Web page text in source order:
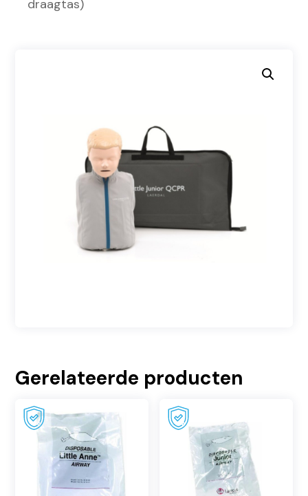
draagtas)
Gerelateerde producten